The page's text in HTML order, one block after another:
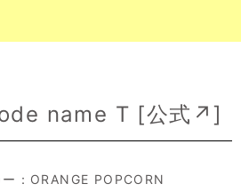
name T [公式↗]
： ORANGE POPCORN